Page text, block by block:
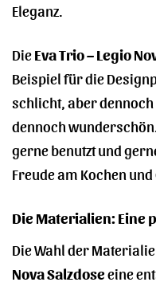
Eleganz.
DieEva Trio – Legio
Beispiel für die
schlicht, aber
dennoch
gerne benutzt und
Freude am Kochen
Die Materialien: Eine
Die Wahl der
Nova Salzdoseeine